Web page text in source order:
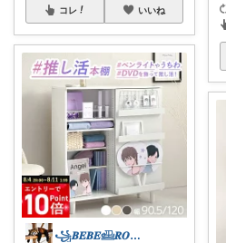
コレ いいね
꧁𝑩𝑬𝑩𝑬𓊝𝑹𝑶𝑶𝑴꧂